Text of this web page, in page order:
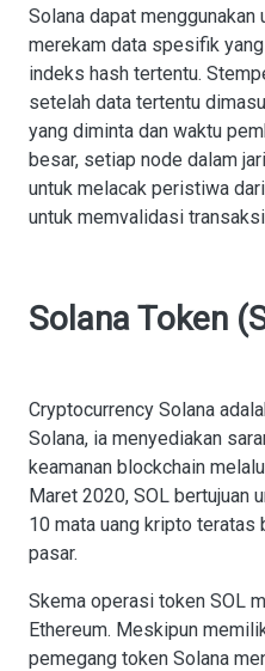
Solana dapat menggunakan
merekam data spesifik
indeks hash tertentu.
setelah data tertentu
yang diminta dan waktu
besar, setiap node dalam
untuk melacak peristiwa
untuk memvalidasi
Solana Token
Cryptocurrency Solana
Solana, ia menyediakan
keamanan blockchain
Maret 2020, SOL bertujuan
10 mata uang kripto
pasar.
Skema operasi token SOL
Ethereum. Meskipun
pemegang token Solana